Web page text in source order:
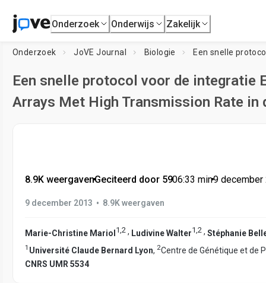
Onderzoek Onderwijs Zakelijk
Onderzoek JoVE Journal Biologie
Een snelle protocol voor de integratie
Arrays Met High Transmission Rate in
8.9K weergaven•Geciteerd door 59•06:33 min•9 december
9 december 2013 • 8.9K weergaven
Marie-Christine Mariol 1,2 , Ludivine Walter1,2 , Stéphanie
1 Université Claude Bernard Lyon, 2Centre de Génétique et de
CNRS UMR 5534